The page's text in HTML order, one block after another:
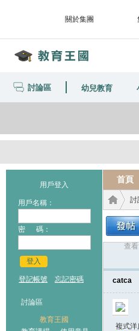
關於集團
討論區 幼兒教育
用戶登入
用戶名稱：
密 碼：
登入
登記帳號 忘記密碼
討論區
教育王國
首頁
討
查看:
catca
複式洋